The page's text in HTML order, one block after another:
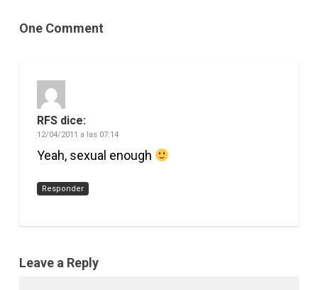
One Comment
RFS dice:
12/04/2011 a las 07:14
Yeah, sexual enough
Responder
Leave a Reply